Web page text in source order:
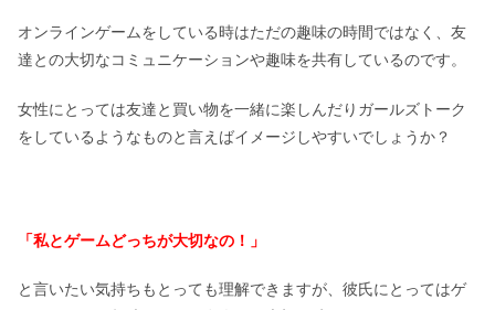
オンラインゲームをしている時はただの趣味の時間ではなく、友
達との大切なコミュニケーションや趣味を共有しているのです。
女性にとっては友達と買い物を一緒に楽しんだりガールズトーク
をしているようなものと言えばイメージしやすいでしょうか？
「私とゲームどっちが大切なの！」
と言いたい気持ちもとっても理解できますが、彼氏にとってはゲ